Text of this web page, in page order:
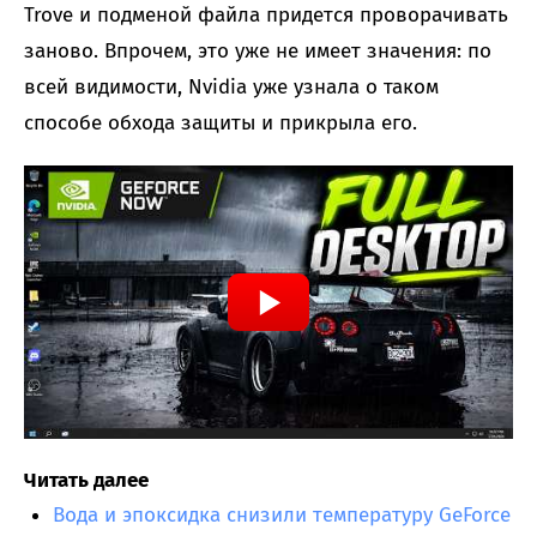
Trove и подменой файла придется проворачивать
заново. Впрочем, это уже не имеет значения: по
всей видимости, Nvidia уже узнала о таком
способе обхода защиты и прикрыла его.
Читать далее
Вода и эпоксидка снизили температуру GeForce